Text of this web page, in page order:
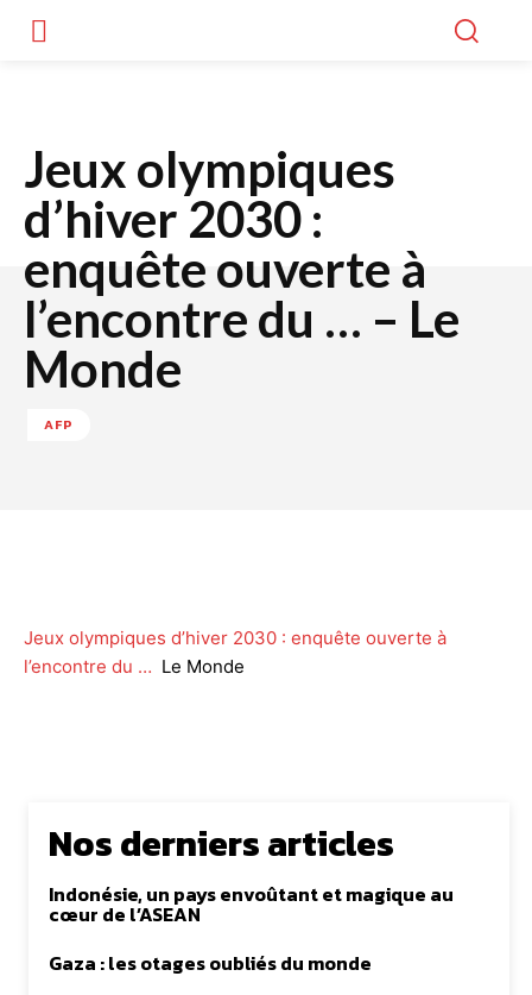
Jeux olympiques
d’hiver 2030 :
enquête ouverte à
l’encontre du … – Le
Monde
AFP
Jeux olympiques d’hiver 2030 : enquête ouverte à
l’encontre du … Le Monde
Nos derniers articles
Indonésie, un pays envoûtant et magique au
cœur de l’ASEAN
Gaza : les otages oubliés du monde